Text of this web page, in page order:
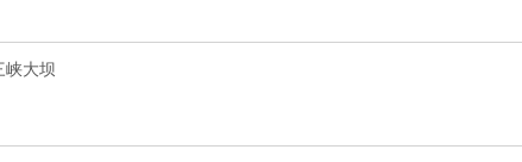
峡大坝